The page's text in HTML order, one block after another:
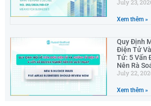
July 23,
Xem thêm »
Quy Định
Điện Tử
Tử: 5 Vấn
Nên Rà
July 22,
Xem thêm »